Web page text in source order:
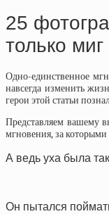
25
только
Одно-единственное
навсегда изменить
герои этой статьи
Представляем вашему
мгновения, за которыми
А ведь уха была
Он пытался